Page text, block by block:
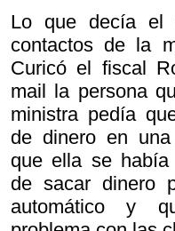
Lo que decía el
contactos de la
Curicó el fiscal
mail la persona
ministra pedía
de dinero en
que ella se había
de sacar dinero
automático y